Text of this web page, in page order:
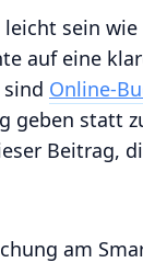
sein
auf eine
Online-
geben statt
Beitrag,